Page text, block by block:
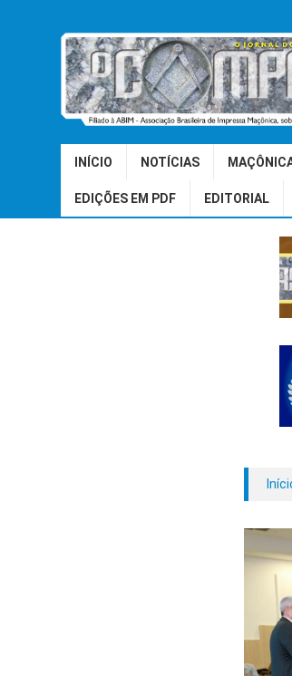
INÍCIO NOTÍCIAS
EDIÇÕES EM PDF EDITORIAL